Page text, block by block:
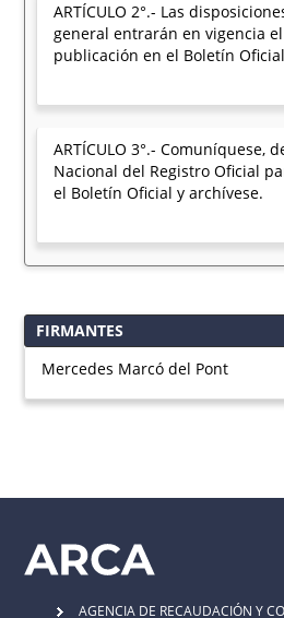
ARTÍCULO 2°.- Las
general entrarán en vigencia
publicación en el Boletín
ARTÍCULO 3°.- Comuníquese,
Nacional del Registro Oficial
el Boletín Oficial y archívese.
FIRMANTES
Mercedes Marcó del Pont
AGENCIA DE RECAUDACIÓN Y